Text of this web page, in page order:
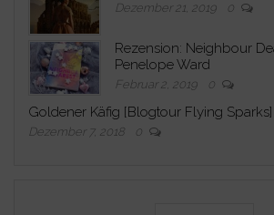
Dezember 21, 2019 0
Rezension: Neighbour
Penelope Ward
Februar 2, 2019 0
Goldener Käfig [Blogtour Flying Sparks]
Dezember 7, 2018 0